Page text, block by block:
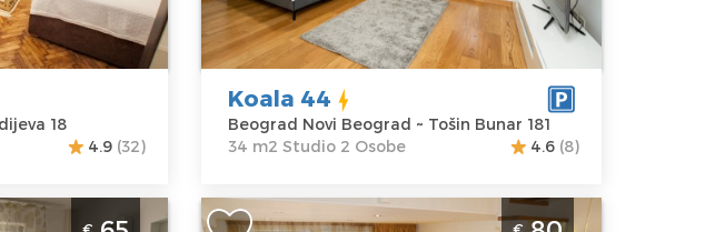
18
4.9 (32)
Beograd
Adresa:
Tošin
Bunar 181
Cena 55 €
m2
Struktura :
Koala 44
Beograd Novi Beograd ~ Tošin Bunar 181
34 m2 Studio 2 Osobe
4.6 (8)
55 Beograd
€
Trosoban Apartman On top 23 Beograd
€